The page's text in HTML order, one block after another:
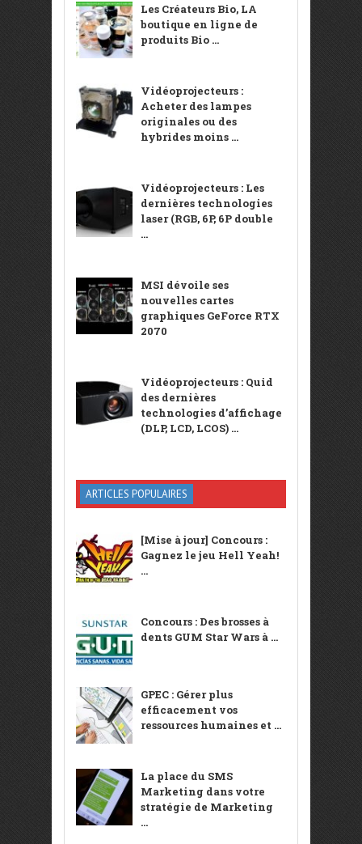
Les Créateurs Bio, LA
boutique en ligne de
produits Bio ...
Vidéoprojecteurs :
Acheter des lampes
originales ou des
hybrides moins ...
Vidéoprojecteurs : Les
dernières technologies
laser (RGB, 6P, 6P double
...
MSI dévoile ses
nouvelles cartes
graphiques GeForce RTX
2070
Vidéoprojecteurs : Quid
des dernières
technologies d’affichage
(DLP, LCD, LCOS) ...
ARTICLES POPULAIRES
[Mise à jour] Concours :
Gagnez le jeu Hell Yeah!
...
Concours : Des brosses à
dents GUM Star Wars à ...
GPEC : Gérer plus
efficacement vos
ressources humaines et ...
La place du SMS
Marketing dans votre
stratégie de Marketing
...